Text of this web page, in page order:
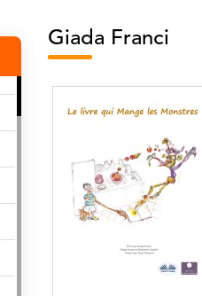
Giada Franci